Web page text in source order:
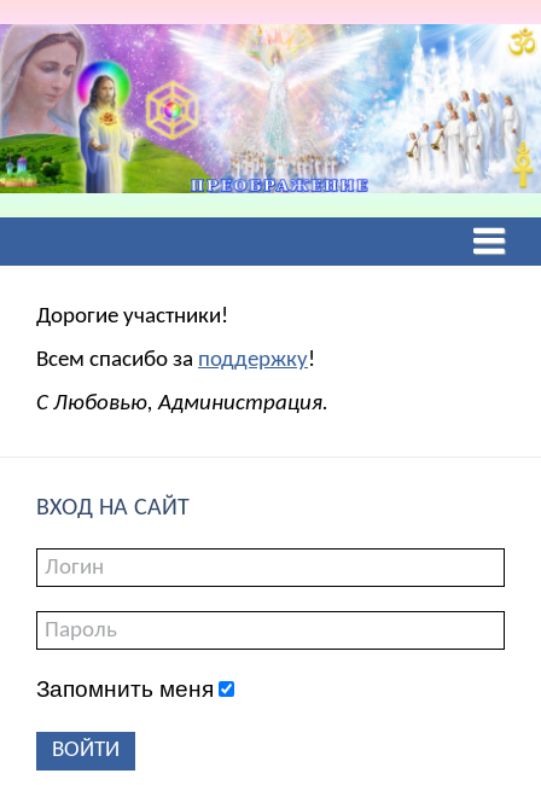
Дорогие участники!
Всем спасибо за поддержку!
С Любовью, Администрация.
ВХОД НА САЙТ
Запомнить меня
ВОЙТИ